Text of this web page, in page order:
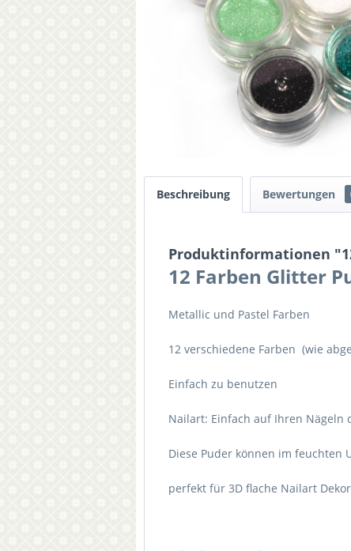
Beschreibung Bewertungen
Produktinformationen
12 Farben Glitter
Metallic und Pastel Farben
12 verschiedene Farben (wie
Einfach zu benutzen
Nailart: Einfach auf Ihren Nägeln
Diese Puder können im feuchten
perfekt für 3D flache Nailart